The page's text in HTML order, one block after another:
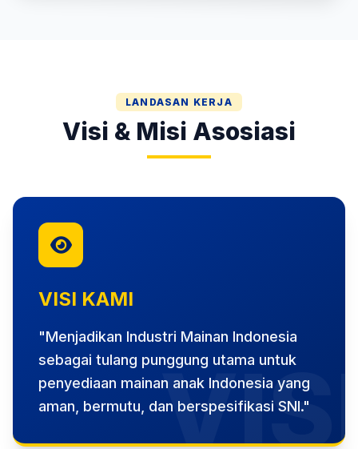
LANDASAN KERJA
Visi & Misi Asosiasi
VISI KAMI
"Menjadikan Industri Mainan Indonesia
sebagai tulang punggung utama untuk
penyediaan mainan anak Indonesia yang
aman, bermutu, dan berspesifikasi SNI."